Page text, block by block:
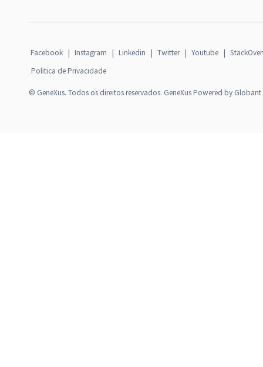
Facebook | Instagram | Linkedin | Twitter | Youtube |
Politica de Privacidade
© GeneXus. Todos os direitos reservados. GeneXus Powered by Globant